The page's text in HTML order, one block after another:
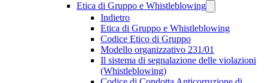
Etica di Gruppo e Whistleblowing
Indietro
Etica di Gruppo e Whistleblowing
Codice Etico di Gruppo
Modello organizzativo 231/01
Il sistema di segnalazione delle violazioni
(Whistleblowing)